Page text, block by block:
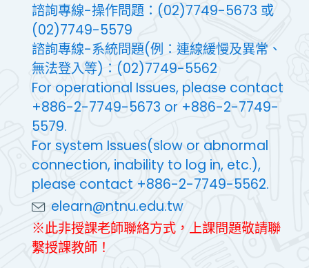
諮詢專線-操作問題：(02)7749-5673 或
(02)7749-5579
諮詢專線-系統問題(例：連線緩慢及異常、
無法登入等)：(02)7749-5562
For operational Issues, please contact
+886-2-7749-5673 or +886-2-7749-
5579.
For system Issues(slow or abnormal
connection, inability to log in, etc.),
please contact +886-2-7749-5562.
elearn@ntnu.edu.tw
※此非授課老師聯絡方式，上課問題敬請聯
繫授課教師！